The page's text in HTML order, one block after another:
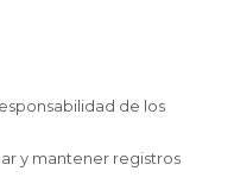
de los
y mantener registros